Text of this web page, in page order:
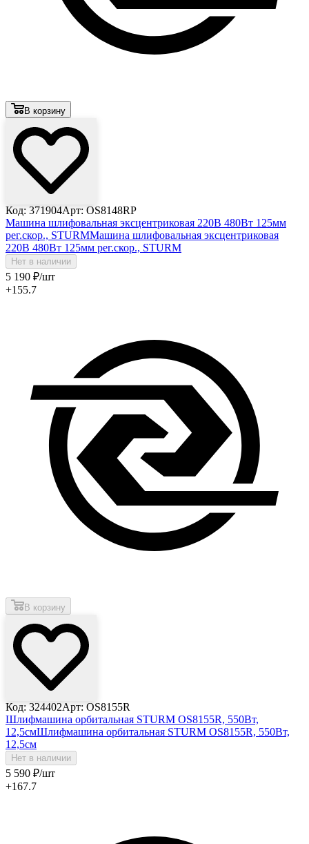
В корзину
Код: 371904Арт: OS8148RP
Машина шлифовальная эксцентриковая 220В 480Вт 125мм
рег.скор., STURMМашина шлифовальная эксцентриковая
220В 480Вт 125мм рег.скор., STURM
Нет в наличии
5 190 ₽/шт
+155.7
В корзину
Код: 324402Арт: OS8155R
Шлифмашина орбитальная STURM OS8155R, 550Вт,
12,5смШлифмашина орбитальная STURM OS8155R, 550Вт,
12,5см
Нет в наличии
5 590 ₽/шт
+167.7